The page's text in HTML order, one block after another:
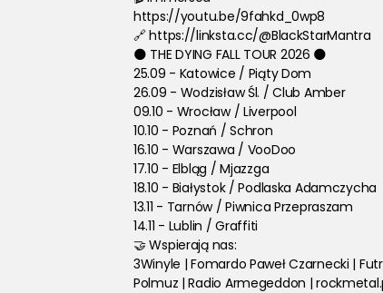
https://youtu.be/9fahkd_0wp8
🔗 https://linksta.cc/@BlackStarMantra
🌑 THE DYING FALL TOUR 2026 🌑
25.09 - Katowice / Piąty Dom
26.09 - Wodzisław Śl. / Club Amber
09.10 - Wrocław / Liverpool
10.10 - Poznań / Schron
16.10 - Warszawa / VooDoo
17.10 - Elbląg / Mjazzga
18.10 - Białystok / Podlaska Adamczycha
13.11 - Tarnów / Piwnica Przepraszam
14.11 - Lublin / Graffiti
🤝 Wspierają nas:
3Winyle | Fomardo Paweł Czarnecki |
Polmuz | Radio Armegeddon |